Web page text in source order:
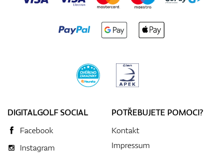
DIGITALGOLF SOCIAL
Facebook
Instagram
POTŘEBUJETE POMOCI?
Kontakt
Impressum